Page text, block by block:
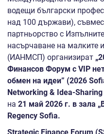
водещи български
над 100 държави),
партньорство с
насърчаване на малките
(ИАНМСП) организират
Финансов Форум с VIP
обмен на идеи” (2026
Networking & Idea-Sharing
на 21 май 2026 г. в зала
Regency Sofia.